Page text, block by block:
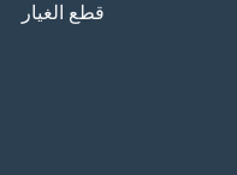
قطع الغيار